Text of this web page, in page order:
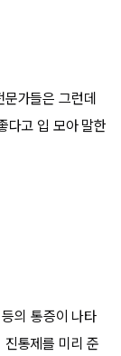
가들은 그런데
다고 입 모아 말한
의 통증이 나타
통제를 미리 준